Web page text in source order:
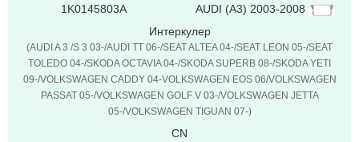
1K0145803A
AUDI (A3) 2003-2008
Интеркулер
(AUDI A 3 /S 3 03-/AUDI TT 06-/SEAT ALTEA 04-/SEAT LEON 05-/SEAT
TOLEDO 04-/SKODA OCTAVIA 04-/SKODA SUPERB 08-/SKODA YETI
09-/VOLKSWAGEN CADDY 04-VOLKSWAGEN EOS 06/VOLKSWAGEN
PASSAT 05-/VOLKSWAGEN GOLF V 03-/VOLKSWAGEN JETTA
05-/VOLKSWAGEN TIGUAN 07-)
CN